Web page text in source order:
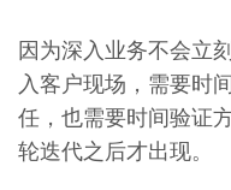
因为深入业务不会立
入客户现场，需要时
任，也需要时间验证
轮迭代之后才出现。